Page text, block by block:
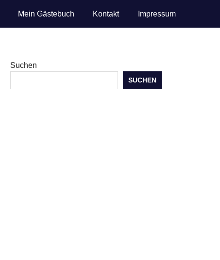
Mein Gästebuch Kontakt Impressum
Suchen
SUCHEN